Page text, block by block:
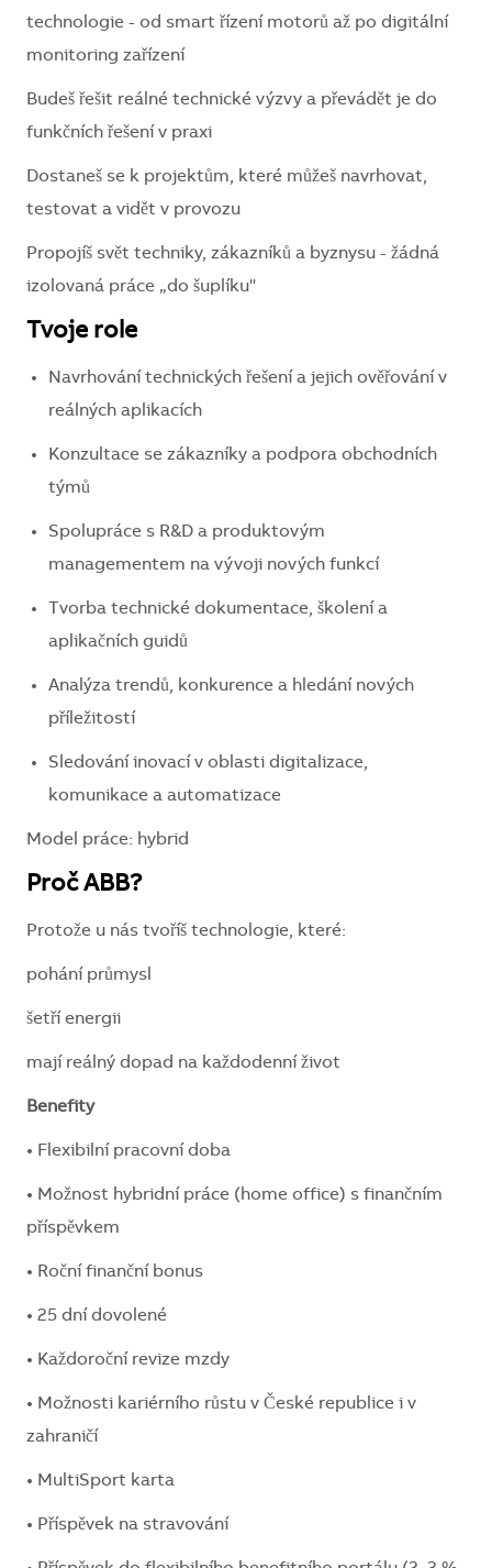
technologie - od smart řízení motorů až po digitální
monitoring zařízení
Budeš řešit reálné technické výzvy a převádět je do
funkčních řešení v praxi
Dostaneš se k projektům, které můžeš navrhovat,
testovat a vidět v provozu
Propojíš svět techniky, zákazníků a byznysu - žádná
izolovaná práce „do šuplíku"
Tvoje role
Navrhování technických řešení a jejich ověřování v
reálných aplikacích
Konzultace se zákazníky a podpora obchodních
týmů
Spolupráce s R&D a produktovým
managementem na vývoji nových funkcí
Tvorba technické dokumentace, školení a
aplikačních guidů
Analýza trendů, konkurence a hledání nových
příležitostí
Sledování inovací v oblasti digitalizace,
komunikace a automatizace
Model práce: hybrid
Proč ABB?
Protože u nás tvoříš technologie, které:
pohání průmysl
šetří energii
mají reálný dopad na každodenní život
Benefity
• Flexibilní pracovní doba
• Možnost hybridní práce (home office) s finančním
příspěvkem
• Roční finanční bonus
• 25 dní dovolené
• Každoroční revize mzdy
• Možnosti kariérního růstu v České republice i v
zahraničí
• MultiSport karta
• Příspěvek na stravování